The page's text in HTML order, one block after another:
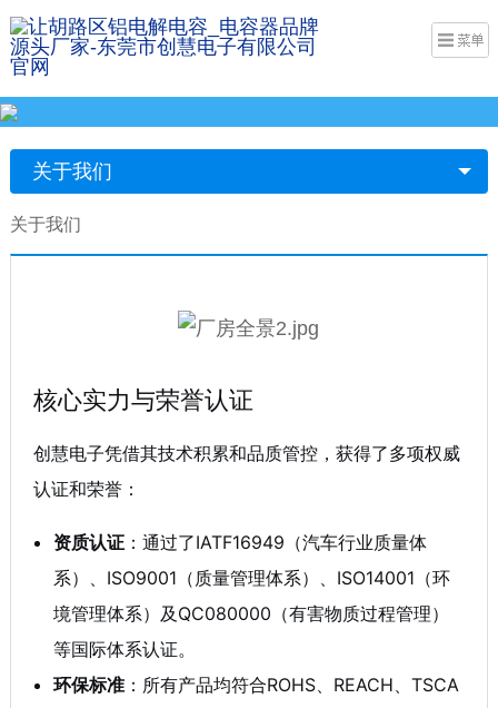
关于我们
关于我们
核心实力与荣誉认证
创慧电子凭借其技术积累和品质管控，获得了多项权威
认证和荣誉：
资质认证：通过了IATF16949（汽车行业质量体
系）、ISO9001（质量管理体系）、ISO14001（环
境管理体系）及QC080000（有害物质过程管理）
等国际体系认证。
环保标准：所有产品均符合ROHS、REACH、TSCA